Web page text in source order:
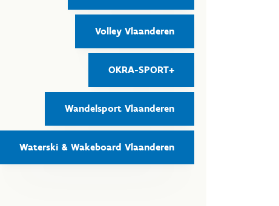
Volley Vlaanderen
OKRA-SPORT+
Wandelsport Vlaanderen
Waterski & Wakeboard Vlaanderen